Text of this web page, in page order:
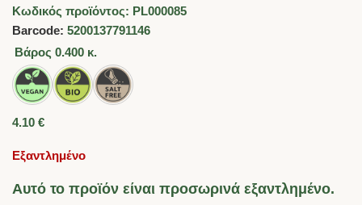
Κωδικός προϊόντος: PL000085
Barcode: 5200137791146
Βάρος 0.400 κ.
4.10 €
Εξαντλημένο
Αυτό το προϊόν είναι προσωρινά εξαντλημένο.